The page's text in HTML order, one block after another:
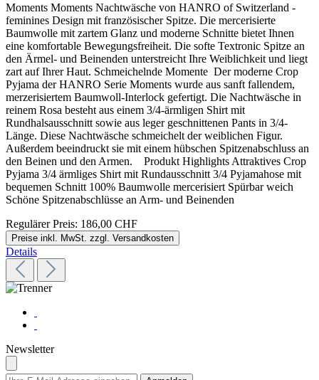
Moments Moments Nachtwäsche von HANRO of Switzerland -
feminines Design mit französischer Spitze. Die mercerisierte
Baumwolle mit zartem Glanz und moderne Schnitte bietet Ihnen
eine komfortable Bewegungsfreiheit. Die softe Textronic Spitze an
den Ärmel- und Beinenden unterstreicht Ihre Weiblichkeit und liegt
zart auf Ihrer Haut. Schmeichelnde Momente Der moderne Crop
Pyjama der HANRO Serie Moments wurde aus sanft fallendem,
merzerisiertem Baumwoll-Interlock gefertigt. Die Nachtwäsche in
reinem Rosa besteht aus einem 3/4-ärmligen Shirt mit
Rundhalsausschnitt sowie aus leger geschnittenen Pants in 3/4-
Länge. Diese Nachtwäsche schmeichelt der weiblichen Figur.
Außerdem beeindruckt sie mit einem hübschen Spitzenabschluss an
den Beinen und den Armen. Produkt Highlights Attraktives Crop
Pyjama 3/4 ärmliges Shirt mit Rundausschnitt 3/4 Pyjamahose mit
bequemen Schnitt 100% Baumwolle mercerisiert Spürbar weich
Schöne Spitzenabschlüsse an Arm- und Beinenden
Regulärer Preis: 186,00 CHF
Preise inkl. MwSt. zzgl. Versandkosten
Details
Newsletter